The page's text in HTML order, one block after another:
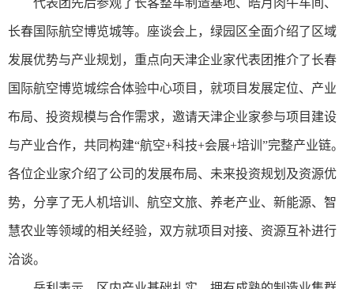
代表团先后参观了长客整车制造基地、皓月肉牛车间、
长春国际航空博览城等。座谈会上，绿园区全面介绍了区域
发展优势与产业规划，重点向天津企业家代表团推介了长春
国际航空博览城综合体验中心项目，就项目发展定位、产业
布局、投资规模与合作需求，邀请天津企业家参与项目建设
与产业合作，共同构建“航空+科技+会展+培训”完整产业链。
各位企业家介绍了公司的发展布局、未来投资规划及资源优
势，分享了无人机培训、航空文旅、养老产业、新能源、智
慧农业等领域的相关经验，双方就项目对接、资源互补进行
洽谈。